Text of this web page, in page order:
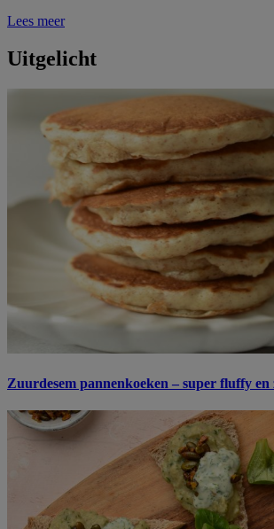
Lees meer
Uitgelicht
Zuurdesem pannenkoeken – super fluffy en